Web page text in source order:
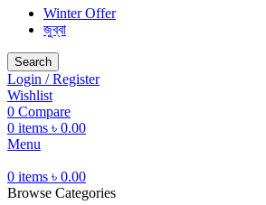
Winter Offer
জুব্বা
Search
Login / Register
Wishlist
0 Compare
0 items ৳ 0.00
Menu
0 items ৳ 0.00
Browse Categories